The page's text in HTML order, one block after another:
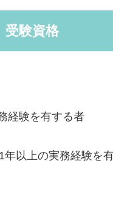
験資格
経験を有する者
年以上の実務経験を